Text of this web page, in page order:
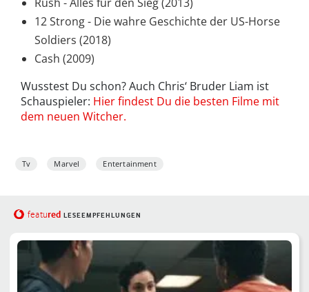
12 Strong - Die wahre Geschichte der US-Horse
Soldiers (2018)
Cash (2009)
Wusstest Du schon? Auch Chris‘ Bruder Liam ist
Schauspieler: Hier findest Du die besten Filme mit
dem neuen Witcher.
Tv Marvel Entertainment
featured LESEEMPFEHLUNGEN